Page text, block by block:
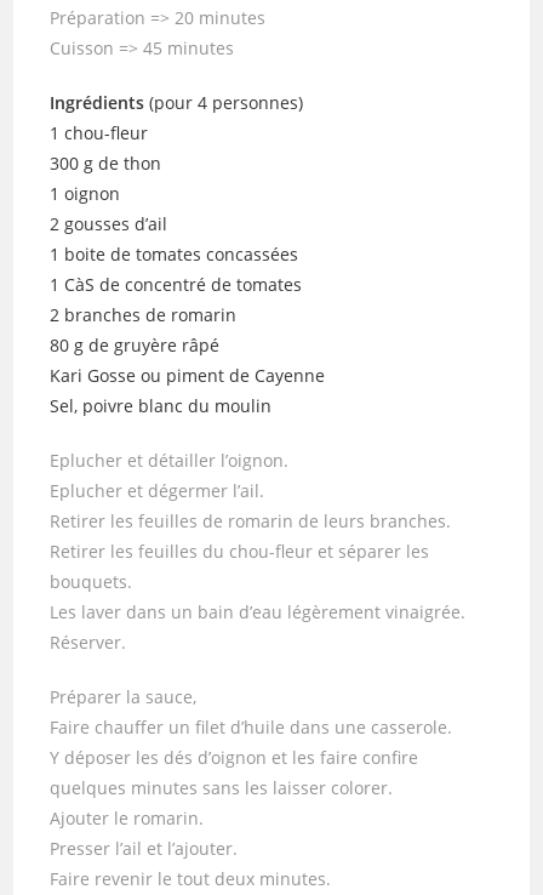
Préparation => 20 minutes
Cuisson => 45 minutes
Ingrédients (pour 4 personnes)
1 chou-fleur
300 g de thon
1 oignon
2 gousses d’ail
1 boite de tomates concassées
1 CàS de concentré de tomates
2 branches de romarin
80 g de gruyère râpé
Kari Gosse ou piment de Cayenne
Sel, poivre blanc du moulin
Eplucher et détailler l’oignon.
Eplucher et dégermer l’ail.
Retirer les feuilles de romarin de leurs branches.
Retirer les feuilles du chou-fleur et séparer les
bouquets.
Les laver dans un bain d’eau légèrement vinaigrée.
Réserver.
Préparer la sauce,
Faire chauffer un filet d’huile dans une casserole.
Y déposer les dés d’oignon et les faire confire
quelques minutes sans les laisser colorer.
Ajouter le romarin.
Presser l’ail et l’ajouter.
Faire revenir le tout deux minutes.